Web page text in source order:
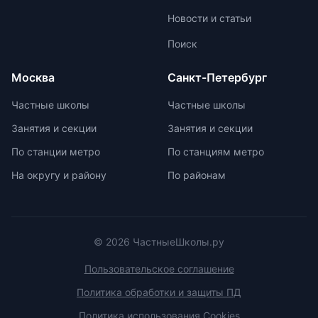
государственной аккредитации,
При выборе ранца проверяйтеНовости и статьи
Поиск
Москва
Частные школы
Занятия и секции
По станции метро
На округу и району
Санкт-Петербург
Частные школы
Занятия и секции
По станциям метро
По районам
© 2026 ЧастныеШколы.ру
Пользовательское соглашение
Политика обработки и защиты ПД
Политика использования Cookies